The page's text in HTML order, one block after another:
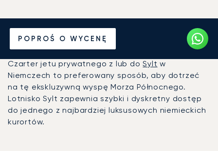
POPROŚ O WYCENĘ
Prywatny odrzutowiec na
Lotnisko Sylt (GWT)
Czarter jetu prywatnego z lub doSylt w
Niemczech to preferowany sposób, aby dotrzeć
na tę ekskluzywną wyspę Morza Północnego.
Lotnisko Sylt zapewnia szybki i dyskretny dostęp
do jednego z najbardziej luksusowych niemieckich
kurortów.